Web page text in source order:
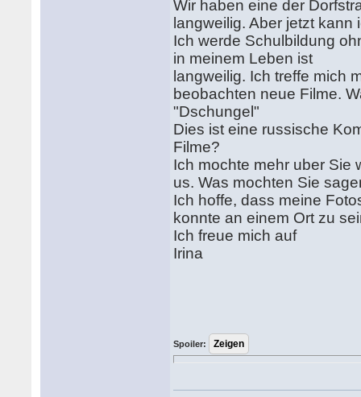
Wir haben eine der
langweilig. Aber jetzt
Ich werde Schulbildung
in meinem Leben ist
langweilig. Ich treffe mich
beobachten neue Filme.
"Dschungel"
Dies ist eine russische
Filme?
Ich mochte mehr uber Sie
us. Was mochten Sie
Ich hoffe, dass meine
konnte an einem Ort zu
Ich freue mich auf
Irina
Spoiler: